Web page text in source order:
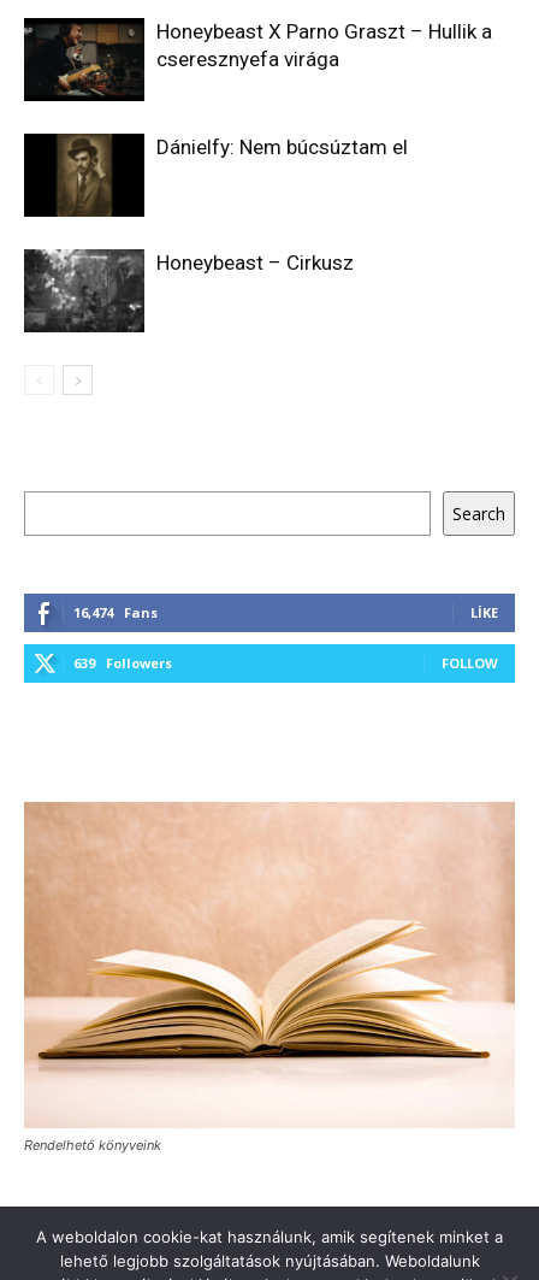
Honeybeast X Parno Graszt – Hullik a
cseresznyefa virága
Dánielfy: Nem búcsúztam el
Honeybeast – Cirkusz
Search
16,474 Fans LIKE
639 Followers FOLLOW
Rendelhető könyveink
A weboldalon cookie-kat használunk, amik segítenek minket a
lehető legjobb szolgáltatások nyújtásában. Weboldalunk